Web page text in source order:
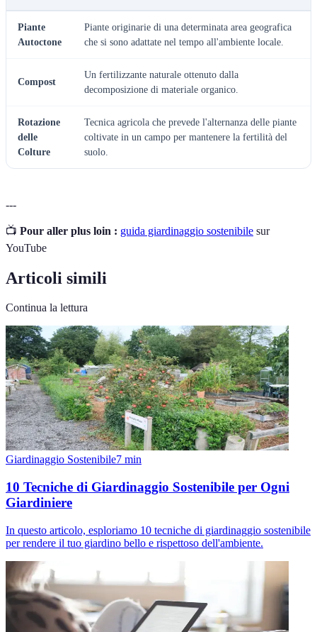
Piante
Autoctone
Piante originarie di una determinata area geografica
che si sono adattate nel tempo all'ambiente locale.
Compost
Un fertilizzante naturale ottenuto dalla
decomposizione di materiale organico.
Rotazione
delle
Colture
Tecnica agricola che prevede l'alternanza delle piante
coltivate in un campo per mantenere la fertilità del
suolo.
---
📺 Pour aller plus loin : guida giardinaggio sostenibile sur
YouTube
Articoli simili
Continua la lettura
Giardinaggio Sostenibile7 min
10 Tecniche di Giardinaggio Sostenibile per Ogni
Giardiniere
In questo articolo, esploriamo 10 tecniche di giardinaggio sostenibile
per rendere il tuo giardino bello e rispettoso dell'ambiente.